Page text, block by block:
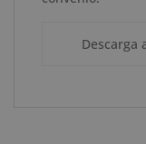
Descarga